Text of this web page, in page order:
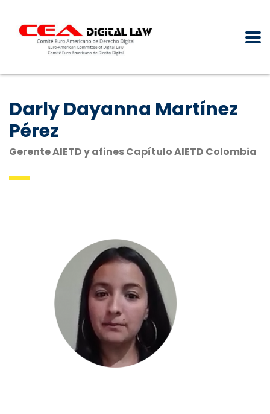
Darly Dayanna Martínez
Pérez
Gerente AIETD y afines Capítulo AIETD Colombia